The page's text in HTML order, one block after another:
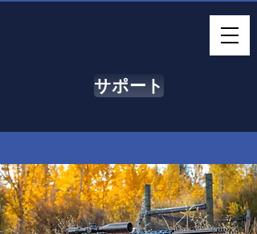
サポート